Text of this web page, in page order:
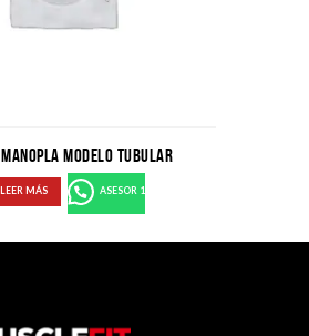
MODELO TUBULAR
LEER MÁS ASESOR 1